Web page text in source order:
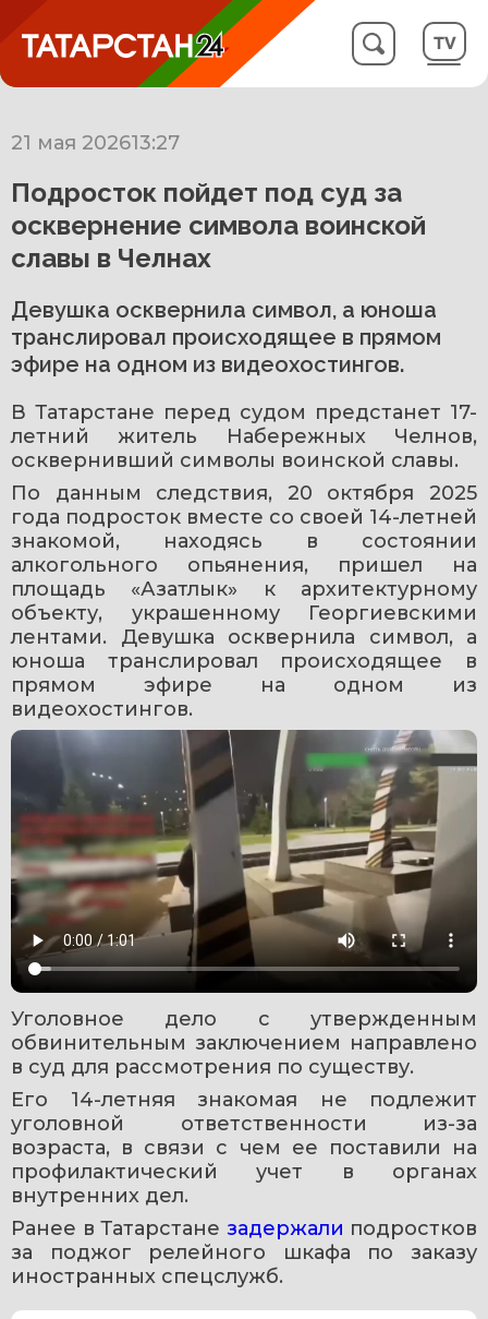
21 мая 202613:27
Подросток пойдет под суд за
осквернение символа воинской
славы в Челнах
Девушка осквернила символ, а юноша
транслировал происходящее в прямом
эфире на одном из видеохостингов.
В Татарстане перед судом предстанет 17-
летний житель Набережных Челнов,
осквернивший символы воинской славы.
По данным следствия, 20 октября 2025
года подросток вместе со своей 14-летней
знакомой, находясь в состоянии
алкогольного опьянения, пришел на
площадь «Азатлык» к архитектурному
объекту, украшенному Георгиевскими
лентами. Девушка осквернила символ, а
юноша транслировал происходящее в
прямом эфире на одном из
видеохостингов.
Уголовное дело с утвержденным
обвинительным заключением направлено
в суд для рассмотрения по существу.
Его 14-летняя знакомая не подлежит
уголовной ответственности из-за
возраста, в связи с чем ее поставили на
профилактический учет в органах
внутренних дел.
Ранее в Татарстане задержали подростков
за поджог релейного шкафа по заказу
иностранных спецслужб.